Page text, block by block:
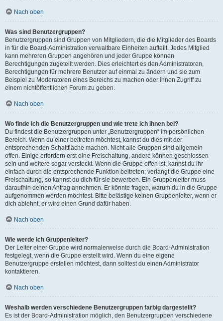
Nach oben
Was sind Benutzergruppen?
Benutzergruppen sind Gruppen von Mitgliedern, die die Mitglieder des Boards
in für die Board-Administration verwaltbare Einheiten aufteilt. Jedes Mitglied
kann mehreren Gruppen angehören und jeder Gruppe können
Berechtigungen zugeteilt werden. Dies erleichtert es den Administratoren,
Berechtigungen für mehrere Benutzer auf einmal zu ändern und sie zum
Beispiel zu Moderatoren eines Bereichs zu machen oder ihnen Zugriff zu
einem nichtöffentlichen Forum zu geben.
Nach oben
Wo finde ich die Benutzergruppen und wie trete ich ihnen bei?
Du findest die Benutzergruppen unter „Benutzergruppen“ im persönlichen
Bereich. Wenn du einer beitreten möchtest, kannst du dies mit der
entsprechenden Schaltfläche machen. Nicht alle Gruppen sind allgemein
offen. Einige erfordern erst eine Freischaltung, andere können geschlossen
sein und weitere sogar versteckt. Wenn die Gruppe offen ist, kannst du ihr
einfach durch die entsprechende Funktion beitreten; verlangt die Gruppe eine
Freischaltung, so kannst du dich für sie bewerben. Ein Gruppenleiter muss
daraufhin deinen Antrag annehmen. Er könnte fragen, warum du in die Gruppe
aufgenommen werden möchtest. Bitte belästige keinen Gruppenleiter, wenn er
dich ablehnt, er wird einen Grund dafür haben.
Nach oben
Wie werde ich Gruppenleiter?
Der Leiter einer Gruppe wird normalerweise durch die Board-Administration
festgelegt, wenn die Gruppe erstellt wird. Wenn du eine eigene
Benutzergruppe erstellen möchtest, dann solltest du einen Administrator
kontaktieren.
Nach oben
Weshalb werden verschiedene Benutzergruppen farbig dargestellt?
Es ist der Board-Administration möglich, den Benutzergruppen verschiedene